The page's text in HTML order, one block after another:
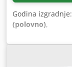
Godina izgradnje:
(polovno),